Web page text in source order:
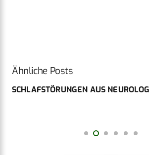
Ähnliche Posts
SCHLAFSTÖRUNGEN AUS